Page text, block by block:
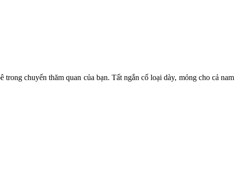
chuyến thăm quan của bạn. Tất ngắn cổ loại dày, mỏng cho cả nam